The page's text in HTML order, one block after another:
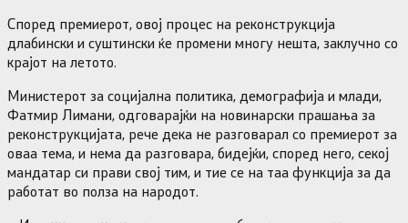
Според премиерот, овој процес на реконструкција
длабински и суштински ќе промени многу нешта, заклучно со
крајот на летото.
Министерот за социјална политика, демографија и млади,
Фатмир Лимани, одговарајќи на новинарски прашања за
реконструкцијата, рече дека не разговарал со премиерот за
оваа тема, и нема да разговара, бидејќи, според него, секој
мандатар си прави свој тим, и тие се на таа функција за да
работат во полза на народот.